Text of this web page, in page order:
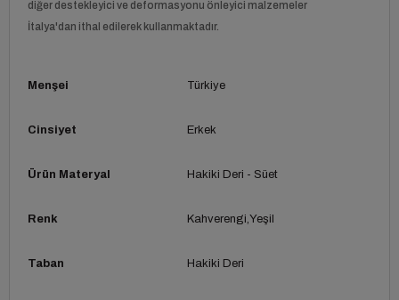
diğer destekleyici ve deformasyonu önleyici malzemeler
İtalya'dan ithal edilerek kullanmaktadır.
Menşei Türkiye
Cinsiyet Erkek
Ürün Materyal Hakiki Deri - Süet
Renk Kahverengi Yeşil
Taban Hakiki Deri